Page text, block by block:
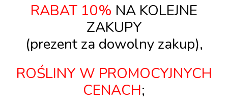
RABAT 10% NA KOLEJNE
ZAKUPY
(prezent za dowolny zakup),
ROŚLINY W PROMOCYJNYCH
CENACH;